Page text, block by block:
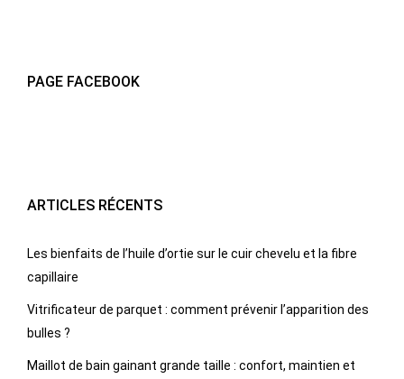
PAGE FACEBOOK
ARTICLES RÉCENTS
Les bienfaits de l’huile d’ortie sur le cuir chevelu et la fibre
capillaire
Vitrificateur de parquet : comment prévenir l’apparition des
bulles ?
Maillot de bain gainant grande taille : confort, maintien et